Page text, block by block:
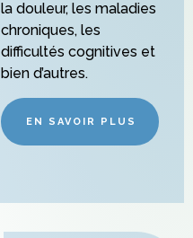
la douleur, les maladies
chroniques, les
difficultés cognitives et
bien d’autres.
EN SAVOIR PLUS